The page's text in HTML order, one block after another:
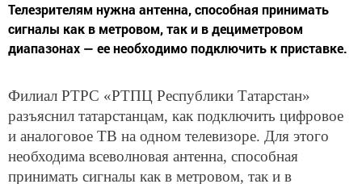
Телезрителям нужна антенна, способная принимать
сигналы как в метровом, так и в дециметровом
диапазонах — ее необходимо подключить к приставке.
Филиал РТРС «РТПЦ Республики Татарстан»
разъяснил татарстанцам, как подключить цифровое
и аналоговое ТВ на одном телевизоре. Для этого
необходима всеволновая антенна, способная
принимать сигналы как в метровом, так и в